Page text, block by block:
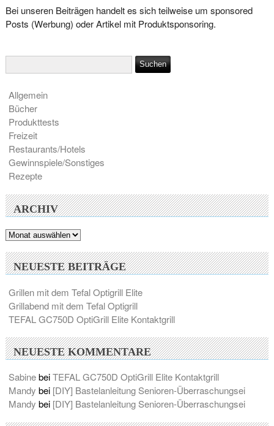
Bei unseren Beiträgen handelt es sich teilweise um sponsored
Posts (Werbung) oder Artikel mit Produktsponsoring.
Allgemein
Bücher
Produkttests
Freizeit
Restaurants/Hotels
Gewinnspiele/Sonstiges
Rezepte
ARCHIV
Archiv
NEUESTE BEITRÄGE
Grillen mit dem Tefal Optigrill Elite
Grillabend mit dem Tefal Optigrill
TEFAL GC750D OptiGrill Elite Kontaktgrill
NEUESTE KOMMENTARE
SabinebeiTEFAL GC750D OptiGrill Elite Kontaktgrill
Mandy bei [DIY] Bastelanleitung Senioren-Überraschungsei
Mandy bei [DIY] Bastelanleitung Senioren-Überraschungsei